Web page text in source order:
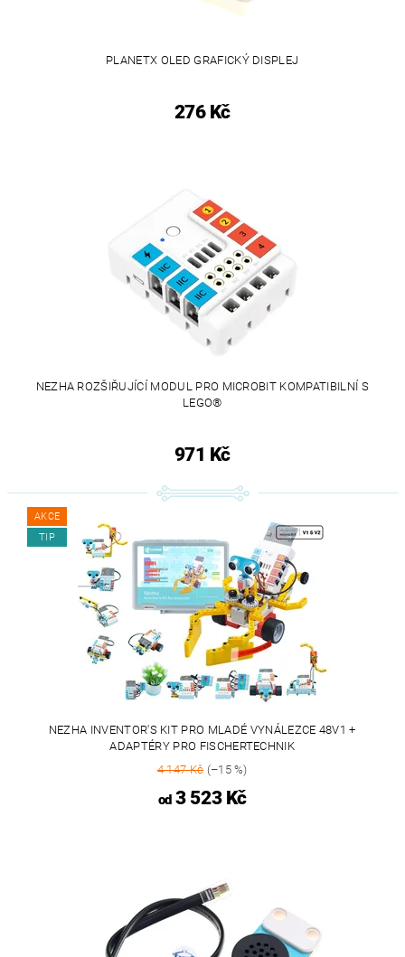
PLANETX OLED GRAFICKÝ DISPLEJ
276 Kč
NEZHA ROZŠIŘUJÍCÍ MODUL PRO MICROBIT KOMPATIBILNÍ S
LEGO®
971 Kč
AKCE
TIP
NEZHA INVENTOR'S KIT PRO MLADÉ VYNÁLEZCE 48V1 +
ADAPTÉRY PRO FISCHERTECHNIK
4 147 Kč(–15 %)
od3 523 Kč